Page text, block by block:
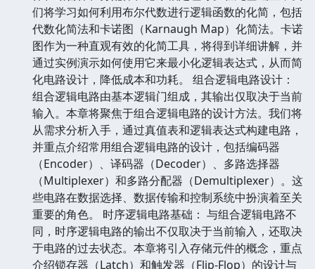
们将学习如何利用布尔代数进行逻辑函数的化简，包括
代数化简法和卡诺图（Karnaugh Map）化简法。卡诺
图作为一种直观有效的化简工具，将得到详细讲解，并
通过实例演示如何使用它来最小化逻辑表达式，从而简
化电路设计，降低成本和功耗。 组合逻辑电路设计：
组合逻辑电路由基本逻辑门组成，其输出仅取决于当前
输入。本章将聚焦于组合逻辑电路的设计方法。我们将
从需求分析入手，通过真值表和逻辑表达式构建电路，
并重点介绍常用组合逻辑电路的设计，包括编码器
（Encoder）、译码器（Decoder）、多路选择器
（Multiplexer）和多路分配器（Demultiplexer）。这
些电路在数据选择、数据传输和控制系统中扮演着至关
重要的角色。 时序逻辑电路基础： 与组合逻辑电路不
同，时序逻辑电路的输出不仅取决于当前输入，还取决
于电路的过去状态。本章将引入存储元件的概念，重点
介绍锁存器（Latch）和触发器（Flip-Flop）的设计与